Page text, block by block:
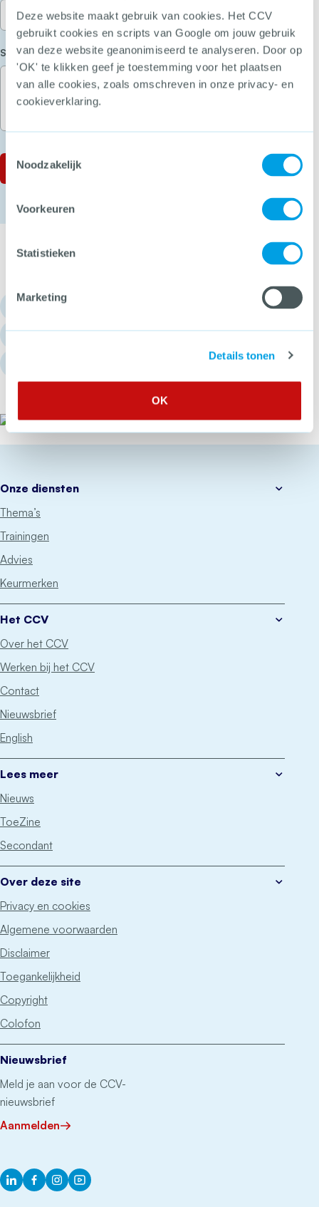
Deze website maakt gebruik van cookies. Het CCV
gebruikt cookies en scripts van Google om jouw gebruik
van deze website geanonimiseerd te analyseren. Door op
'OK' te klikken geef je toestemming voor het plaatsen
van alle cookies, zoals omschreven in onze privacy- en
cookieverklaring.
Toestemmingsselectie
Noodzakelijk
Voorkeuren
Statistieken
Marketing
Details tonen
OK
Stel je vraag (Vereist)
030 - 751 6700
info@hetccv.nl
Het CCV
Onze diensten
Thema’s
Trainingen
Advies
Keurmerken
Het CCV
Over het CCV
Werken bij het CCV
Contact
Nieuwsbrief
English
Lees meer
Nieuws
ToeZine
Secondant
Over deze site
Privacy en cookies
Algemene voorwaarden
Disclaimer
Toegankelijkheid
Copyright
Colofon
Nieuwsbrief
Meld je aan voor de CCV-
nieuwsbrief
Aanmelden
LinkedInFacebook
InstagramYouTube